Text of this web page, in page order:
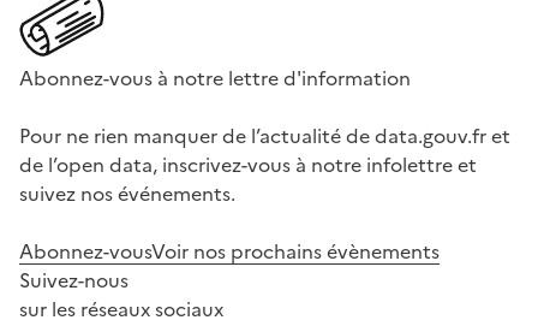
Abonnez-vous à notre lettre d'information
Pour ne rien manquer de l’actualité de data.gouv.fr et
de l’open data, inscrivez-vous à notre infolettre et
suivez nos événements.
Abonnez-vousVoir nos prochains évènements
Suivez-nous
sur les réseaux sociaux